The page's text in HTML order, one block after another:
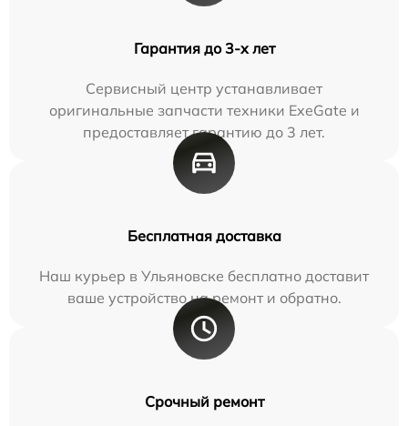
Гарантия до 3-х лет
Сервисный центр устанавливает
оригинальные запчасти техники ExeGate и
предоставляет гарантию до 3 лет.
Бесплатная доставка
Наш курьер в Ульяновске бесплатно доставит
ваше устройство на ремонт и обратно.
Срочный ремонт